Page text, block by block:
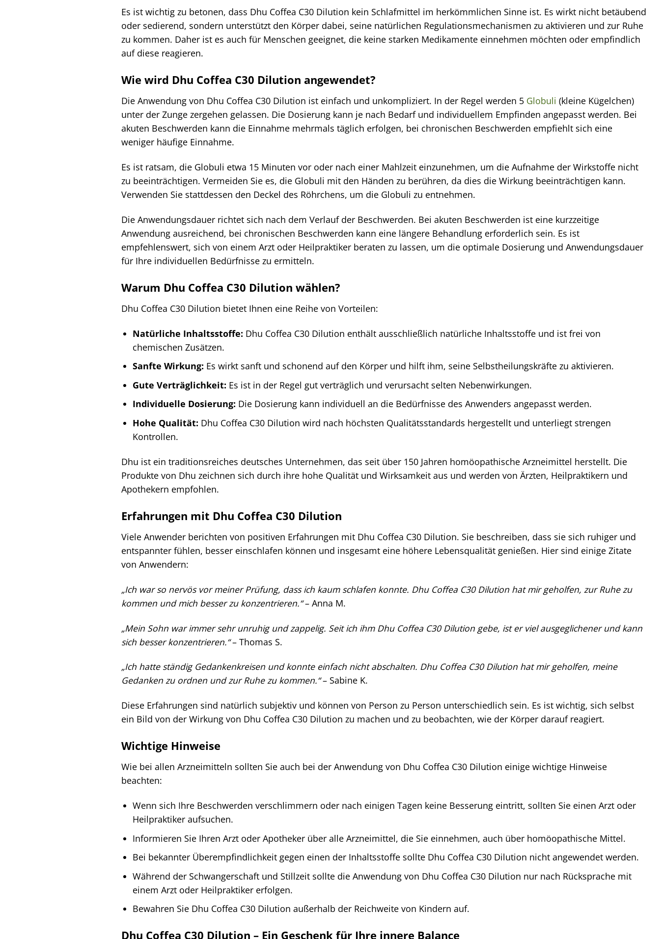
Es ist wichtig zu betonen, dass Dhu Coffea C30 Dilution kein Schlafmittel im herkömmlichen Sinne ist. Es wirkt nicht betäubend
oder sedierend, sondern unterstützt den Körper dabei, seine natürlichen Regulationsmechanismen zu aktivieren und zur Ruhe
zu kommen. Daher ist es auch für Menschen geeignet, die keine starken Medikamente einnehmen möchten oder empfindlich
auf diese reagieren.
Wie wird Dhu Coffea C30 Dilution angewendet?
Die Anwendung von Dhu Coffea C30 Dilution ist einfach und unkompliziert. In der Regel werden 5 Globuli (kleine Kügelchen)
unter der Zunge zergehen gelassen. Die Dosierung kann je nach Bedarf und individuellem Empfinden angepasst werden. Bei
akuten Beschwerden kann die Einnahme mehrmals täglich erfolgen, bei chronischen Beschwerden empfiehlt sich eine
weniger häufige Einnahme.
Es ist ratsam, die Globuli etwa 15 Minuten vor oder nach einer Mahlzeit einzunehmen, um die Aufnahme der Wirkstoffe nicht
zu beeinträchtigen. Vermeiden Sie es, die Globuli mit den Händen zu berühren, da dies die Wirkung beeinträchtigen kann.
Verwenden Sie stattdessen den Deckel des Röhrchens, um die Globuli zu entnehmen.
Die Anwendungsdauer richtet sich nach dem Verlauf der Beschwerden. Bei akuten Beschwerden ist eine kurzzeitige
Anwendung ausreichend, bei chronischen Beschwerden kann eine längere Behandlung erforderlich sein. Es ist
empfehlenswert, sich von einem Arzt oder Heilpraktiker beraten zu lassen, um die optimale Dosierung und Anwendungsdauer
für Ihre individuellen Bedürfnisse zu ermitteln.
Warum Dhu Coffea C30 Dilution wählen?
Dhu Coffea C30 Dilution bietet Ihnen eine Reihe von Vorteilen:
Natürliche Inhaltsstoffe: Dhu Coffea C30 Dilution enthält ausschließlich natürliche Inhaltsstoffe und ist frei von
chemischen Zusätzen.
Sanfte Wirkung: Es wirkt sanft und schonend auf den Körper und hilft ihm, seine Selbstheilungskräfte zu aktivieren.
Gute Verträglichkeit: Es ist in der Regel gut verträglich und verursacht selten Nebenwirkungen.
Individuelle Dosierung: Die Dosierung kann individuell an die Bedürfnisse des Anwenders angepasst werden.
Hohe Qualität: Dhu Coffea C30 Dilution wird nach höchsten Qualitätsstandards hergestellt und unterliegt strengen
Kontrollen.
Dhu ist ein traditionsreiches deutsches Unternehmen, das seit über 150 Jahren homöopathische Arzneimittel herstellt. Die
Produkte von Dhu zeichnen sich durch ihre hohe Qualität und Wirksamkeit aus und werden von Ärzten, Heilpraktikern und
Apothekern empfohlen.
Erfahrungen mit Dhu Coffea C30 Dilution
Viele Anwender berichten von positiven Erfahrungen mit Dhu Coffea C30 Dilution. Sie beschreiben, dass sie sich ruhiger und
entspannter fühlen, besser einschlafen können und insgesamt eine höhere Lebensqualität genießen. Hier sind einige Zitate
von Anwendern:
„Ich war so nervös vor meiner Prüfung, dass ich kaum schlafen konnte. Dhu Coffea C30 Dilution hat mir geholfen, zur Ruhe zu
kommen und mich besser zu konzentrieren.“– Anna M.
„Mein Sohn war immer sehr unruhig und zappelig. Seit ich ihm Dhu Coffea C30 Dilution gebe, ist er viel ausgeglichener und kann
sich besser konzentrieren.“– Thomas S.
„Ich hatte ständig Gedankenkreisen und konnte einfach nicht abschalten. Dhu Coffea C30 Dilution hat mir geholfen, meine
Gedanken zu ordnen und zur Ruhe zu kommen.“– Sabine K.
Diese Erfahrungen sind natürlich subjektiv und können von Person zu Person unterschiedlich sein. Es ist wichtig, sich selbst
ein Bild von der Wirkung von Dhu Coffea C30 Dilution zu machen und zu beobachten, wie der Körper darauf reagiert.
Wichtige Hinweise
Wie bei allen Arzneimitteln sollten Sie auch bei der Anwendung von Dhu Coffea C30 Dilution einige wichtige Hinweise
beachten:
Wenn sich Ihre Beschwerden verschlimmern oder nach einigen Tagen keine Besserung eintritt, sollten Sie einen Arzt oder
Heilpraktiker aufsuchen.
Informieren Sie Ihren Arzt oder Apotheker über alle Arzneimittel, die Sie einnehmen, auch über homöopathische Mittel.
Bei bekannter Überempfindlichkeit gegen einen der Inhaltsstoffe sollte Dhu Coffea C30 Dilution nicht angewendet werden.
Während der Schwangerschaft und Stillzeit sollte die Anwendung von Dhu Coffea C30 Dilution nur nach Rücksprache mit
einem Arzt oder Heilpraktiker erfolgen.
Bewahren Sie Dhu Coffea C30 Dilution außerhalb der Reichweite von Kindern auf.
Dhu Coffea C30 Dilution – Ein Geschenk für Ihre innere Balance